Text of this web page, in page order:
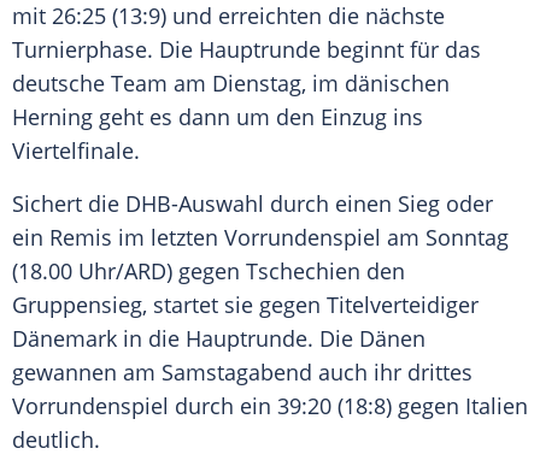
mit 26:25 (13:9) und erreichten die nächste
Turnierphase. Die Hauptrunde beginnt für das
deutsche Team am Dienstag, im dänischen
Herning geht es dann um den Einzug ins
Viertelfinale.
Sichert die DHB-Auswahl durch einen Sieg oder
ein Remis im letzten Vorrundenspiel am Sonntag
(18.00 Uhr/ARD) gegen Tschechien den
Gruppensieg, startet sie gegen Titelverteidiger
Dänemark in die Hauptrunde. Die Dänen
gewannen am Samstagabend auch ihr drittes
Vorrundenspiel durch ein 39:20 (18:8) gegen Italien
deutlich.